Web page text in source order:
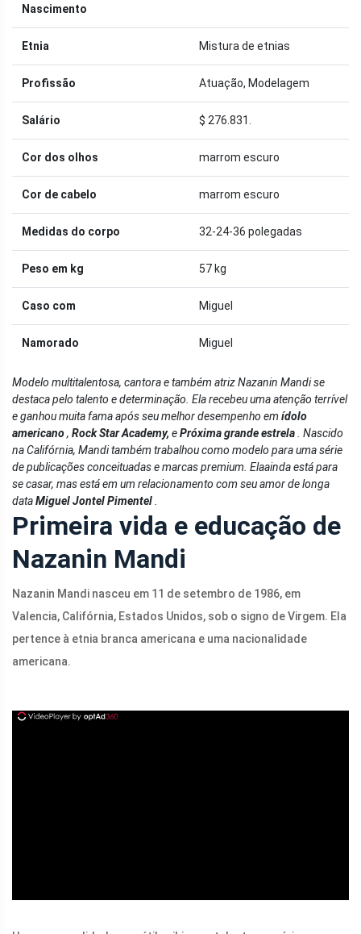
Nascimento
Etnia Mistura de etnias
Profissão Atuação, Modelagem
Salário $ 276.831.
Cor dos olhos marrom escuro
Cor de cabelo marrom escuro
Medidas do corpo 32-24-36 polegadas
Peso em kg 57 kg
Caso com Miguel
Namorado Miguel
Modelo multitalentosa, cantora e também atriz Nazanin Mandi se
destaca pelo talento e determinação. Ela recebeu uma atenção terrível
e ganhou muita fama após seu melhor desempenho em ídolo
americano, Rock Star Academy, ePróxima grande estrela
. Nascido
na Califórnia, Mandi também trabalhou como modelo para uma série
de publicações conceituadas e marcas premium. Elaainda está para
se casar, mas está em um relacionamento com seu amor de longa
dataMiguel Jontel Pimentel
Primeira vida e educação de
Nazanin Mandi
Nazanin Mandi nasceu em 11 de setembro de 1986, em
Valencia, Califórnia, Estados Unidos, sob o signo de Virgem. Ela
pertence à etnia branca americana e uma nacionalidade
americana.